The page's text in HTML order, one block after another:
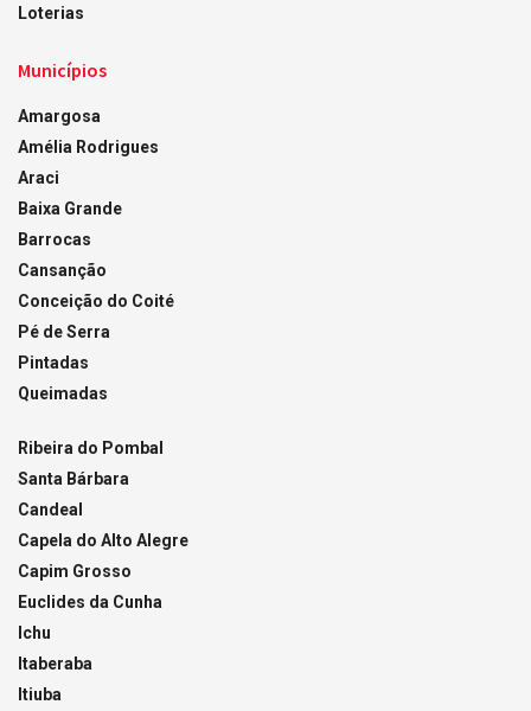
Loterias
Municípios
Amargosa
Amélia Rodrigues
Araci
Baixa Grande
Barrocas
Cansanção
Conceição do Coité
Pé de Serra
Pintadas
Queimadas
Ribeira do Pombal
Santa Bárbara
Candeal
Capela do Alto Alegre
Capim Grosso
Euclides da Cunha
Ichu
Itaberaba
Itiuba